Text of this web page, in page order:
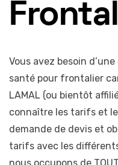
Vous avez besoin
santé pour frontalier
LAMAL (ou bientôt
connaître les tarifs et
demande de devis et
tarifs avec les